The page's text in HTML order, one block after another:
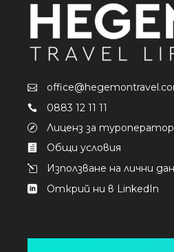
0883 12 11 11
Лиценз за туроператор
Общи условия
Използване на лични
Открий ни в LinkedIn